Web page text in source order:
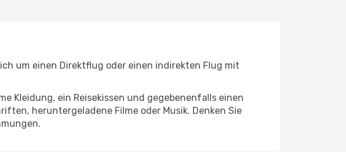
um einen Direktflug oder einen indirekten Flug mit
Kleidung, ein Reisekissen und gegebenenfalls einen
heruntergeladene Filme oder Musik. Denken Sie